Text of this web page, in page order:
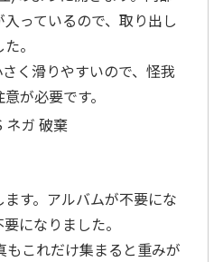
っているので、取り出し
。
く滑りやすいので、怪我
が必要です。
す。アルバムが不要にな
になりました。
もこれだけ集まると重みが